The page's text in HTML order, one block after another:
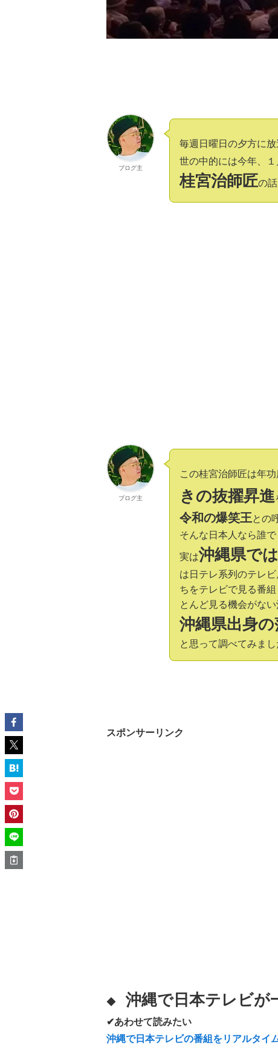
ブログ主
毎週日曜日の夕方に
世の中的には今年、
桂宮治師匠の
ブログ主
この桂宮治師匠は年
きの抜擢昇進
令和の爆笑王との
そんな日本人なら誰
実は沖縄県で
は日テレ系列のテレ
ちをテレビで見る番
とんど見る機会がない
沖縄県出身
と思って調べてみま
スポンサーリンク
◆ 沖縄で日本テレビが
✔あわせて読みたい
沖縄で日本テレビの番組をリアルタイ